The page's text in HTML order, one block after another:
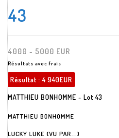
43
4000 - 5000 EUR
Résultats avec frais
Résultat :4 940EUR
MATTHIEU BONHOMME - Lot 43
MATTHIEU BONHOMME
LUCKY LUKE (VU PAR...)